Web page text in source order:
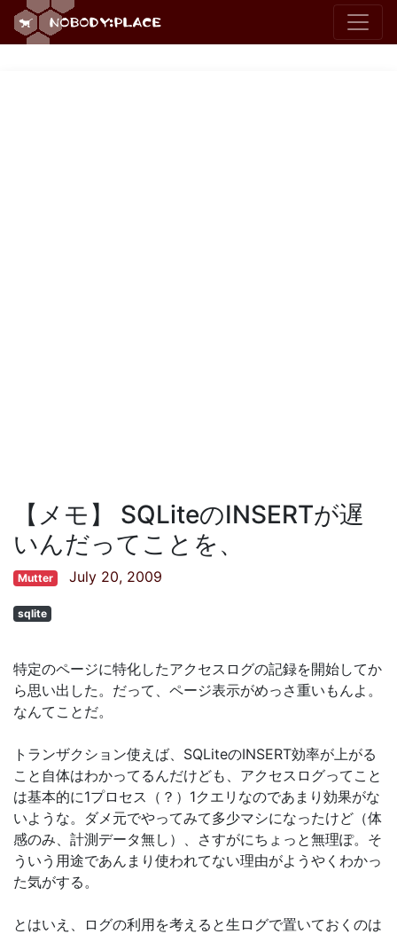
【メモ】 SQLiteのINSERTが遅
いんだってことを、
Mutter July 20, 2009
sqlite
特定のページに特化したアクセスログの記録を開始してか
ら思い出した。だって、ページ表示がめっさ重いもんよ。
なんてことだ。
トランザクション使えば、SQLiteのINSERT効率が上がる
こと自体はわかってるんだけども、アクセスログってこと
は基本的に1プロセス（？）1クエリなのであまり効果がな
いような。ダメ元でやってみて多少マシになったけど（体
感のみ、計測データ無し）、さすがにちょっと無理ぽ。そ
ういう用途であんまり使われてない理由がようやくわかっ
た気がする。
とはいえ、ログの利用を考えると生ログで置いておくのは